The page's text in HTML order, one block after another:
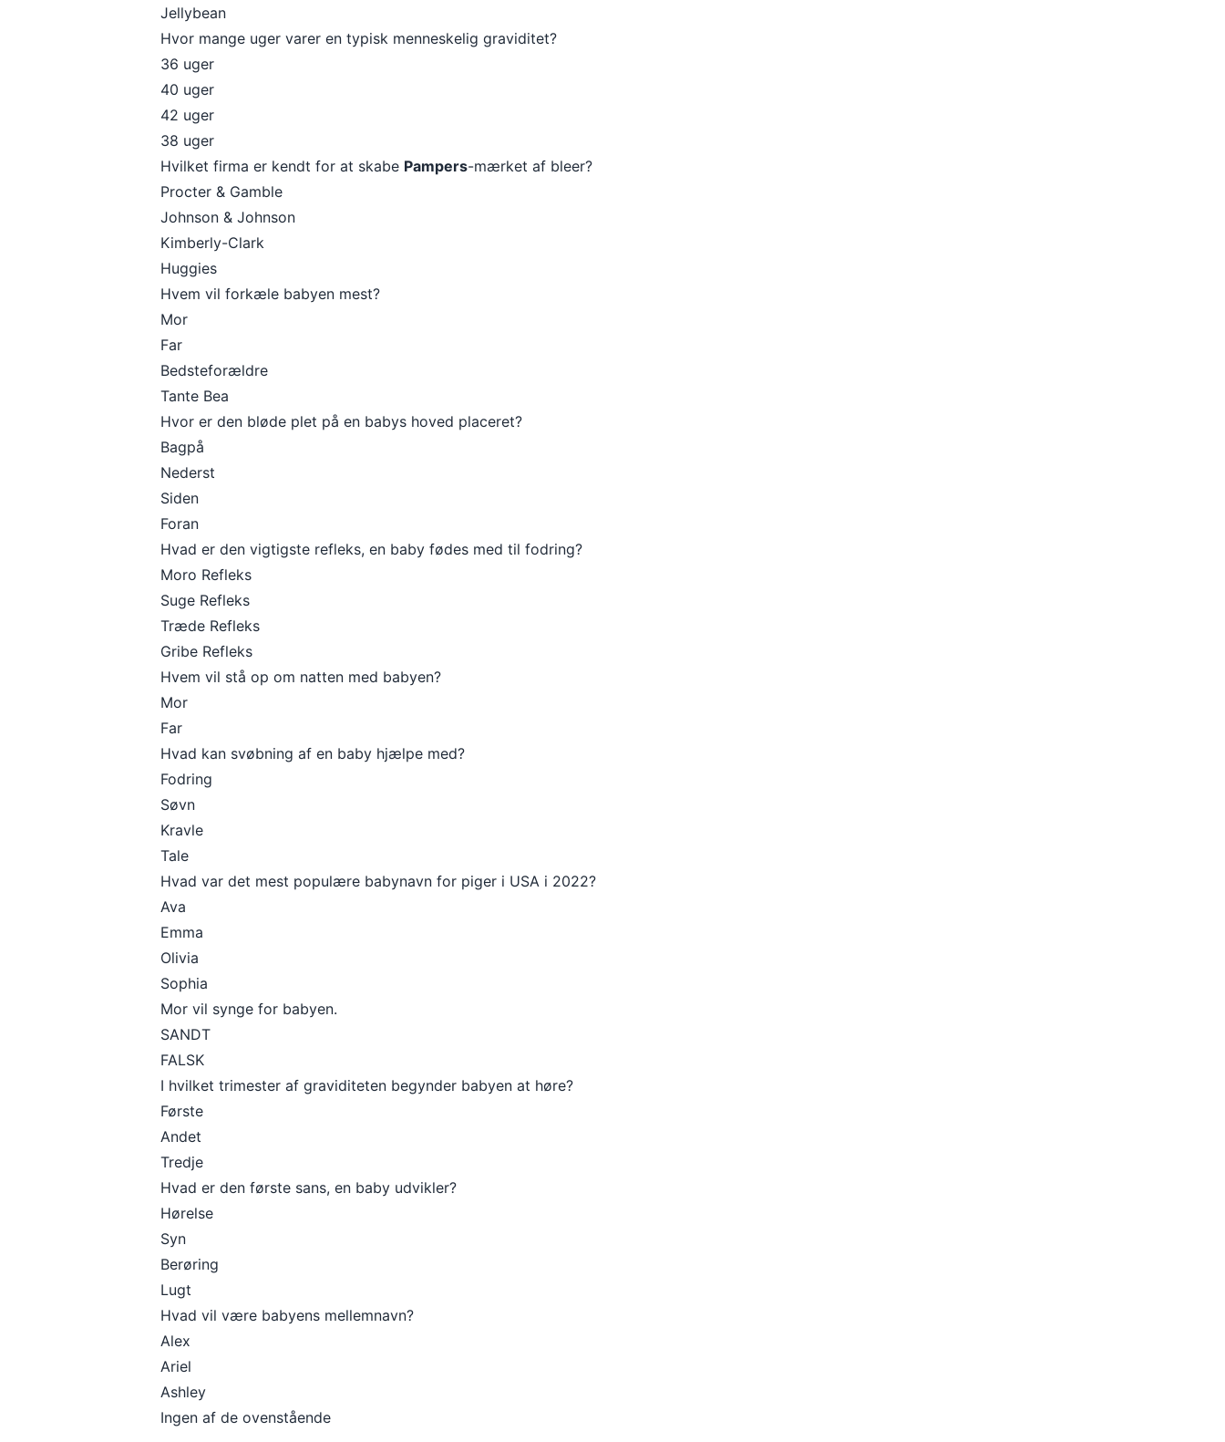
Jellybean
Hvor mange uger varer en typisk menneskelig graviditet?
36 uger
40 uger
42 uger
38 uger
Hvilket firma er kendt for at skabe Pampers-mærket af bleer?
Procter & Gamble
Johnson & Johnson
Kimberly-Clark
Huggies
Hvem vil forkæle babyen mest?
Mor
Far
Bedsteforældre
Tante Bea
Hvor er den bløde plet på en babys hoved placeret?
Bagpå
Nederst
Siden
Foran
Hvad er den vigtigste refleks, en baby fødes med til fodring?
Moro Refleks
Suge Refleks
Træde Refleks
Gribe Refleks
Hvem vil stå op om natten med babyen?
Mor
Far
Hvad kan svøbning af en baby hjælpe med?
Fodring
Søvn
Kravle
Tale
Hvad var det mest populære babynavn for piger i USA i 2022?
Ava
Emma
Olivia
Sophia
Mor vil synge for babyen.
SANDT
FALSK
I hvilket trimester af graviditeten begynder babyen at høre?
Første
Andet
Tredje
Hvad er den første sans, en baby udvikler?
Hørelse
Syn
Berøring
Lugt
Hvad vil være babyens mellemnavn?
Alex
Ariel
Ashley
Ingen af de ovenstående